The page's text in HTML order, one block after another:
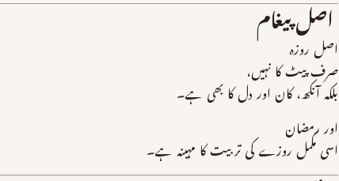
اصل پیغام
اصل روزہ
صرف پیٹ کا نہیں،
بلکہ آنکھ، کان اور دل کا بھی ہے۔
اور رمضان
اسی مکمل روزے کی تربیت کا مہینہ ہے۔